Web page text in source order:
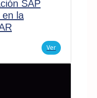
SAP
en la
Ver